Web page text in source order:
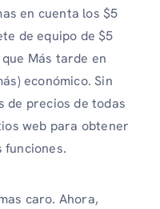
en cuenta los $5
de equipo de $5
Más tarde en
económico. Sin
de precios de todas
web para obtener
funciones.
caro. Ahora,